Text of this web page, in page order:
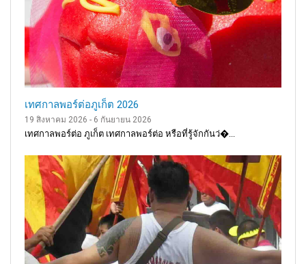
เทศกาลพอร์ต่อภูเก็ต 2026
19 สิงหาคม 2026 - 6 กันยายน 2026
เทศกาลพอร์ต่อ ภูเก็ต เทศกาลพอร์ต่อ หรือที่รู้จักกันว่�...